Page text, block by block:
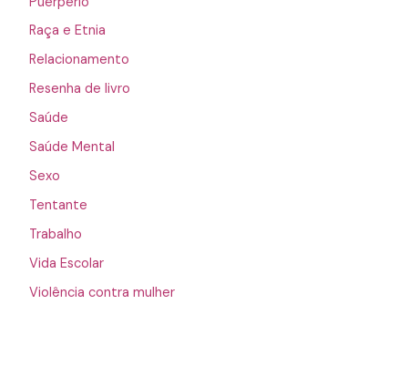
Raça e Etnia
Relacionamento
Resenha de livro
Saúde
Saúde Mental
Sexo
Tentante
Trabalho
Vida Escolar
Violência contra mulher